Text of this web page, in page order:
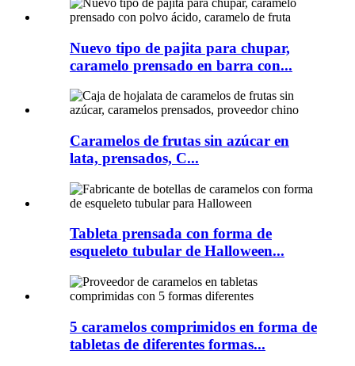
Nuevo tipo de pajita para chupar,
caramelo prensado en barra con...
Caramelos de frutas sin azúcar en
lata, prensados, C...
Tableta prensada con forma de
esqueleto tubular de Halloween...
5 caramelos comprimidos en forma de
tabletas de diferentes formas...